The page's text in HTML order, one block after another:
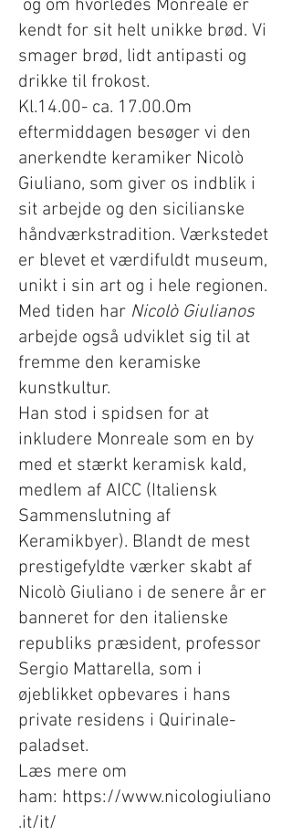
og om hvorledes Monreale er
kendt for sit helt unikke brød. Vi
smager brød, lidt antipasti og
drikke til frokost.
Kl.14.00- ca. 17.00.Om
eftermiddagen besøger vi den
anerkendte keramiker Nicolò
Giuliano, som giver os indblik i
sit arbejde og den sicilianske
håndværkstradition. Værkstedet
er blevet et værdifuldt museum,
unikt i sin art og i hele regionen.
Med tiden har Nicolò Giulianos
arbejde også udviklet sig til at
fremme den keramiske
kunstkultur.
Han stod i spidsen for at
inkludere Monreale som en by
med et stærkt keramisk kald,
medlem af AICC (Italiensk
Sammenslutning af
Keramikbyer). Blandt de mest
prestigefyldte værker skabt af
Nicolò Giuliano i de senere år er
banneret for den italienske
republiks præsident, professor
Sergio Mattarella, som i
øjeblikket opbevares i hans
private residens i Quirinale-
paladset.
Læs mere om
ham: https://www.nicologiuliano
.it/it/